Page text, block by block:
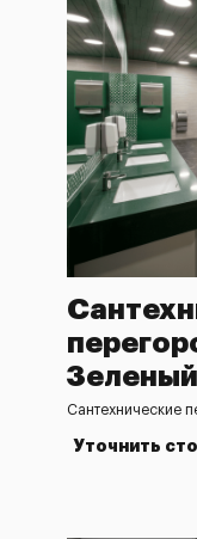
Зеленый
Сантехнические
Уточнить